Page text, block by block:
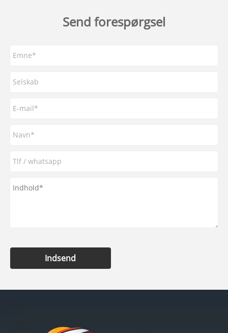
Send forespørgsel
Indsend